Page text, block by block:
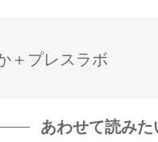
＋プレスラボ
あわせて読みた